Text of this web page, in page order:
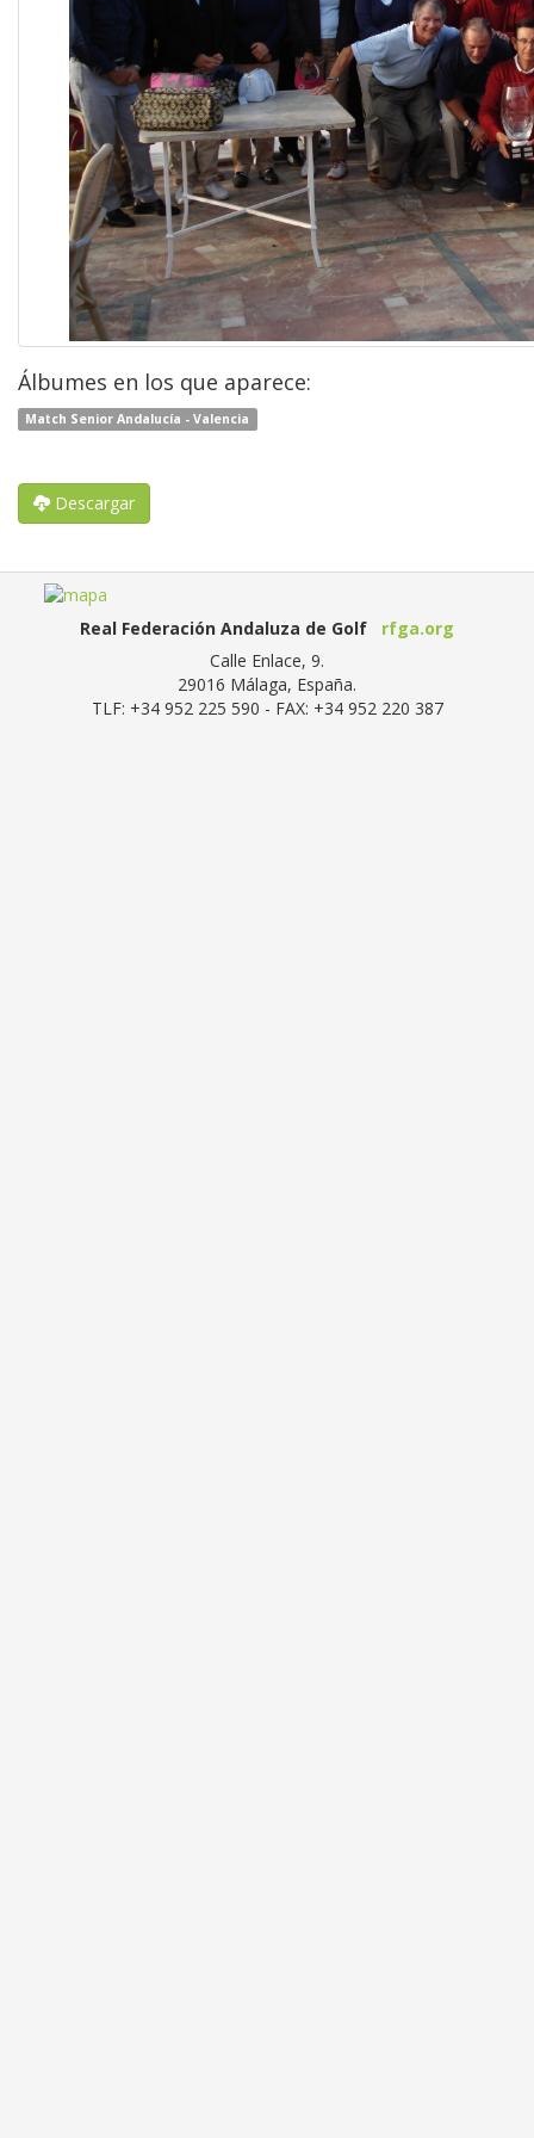
Álbumes en los que aparece:
Match Senior Andalucía - Valencia
Descargar
Real Federación Andaluza de Golf
rfga.org
Calle Enlace, 9.
29016 Málaga, España.
TLF: +34 952 225 590 - FAX: +34 952 220 387